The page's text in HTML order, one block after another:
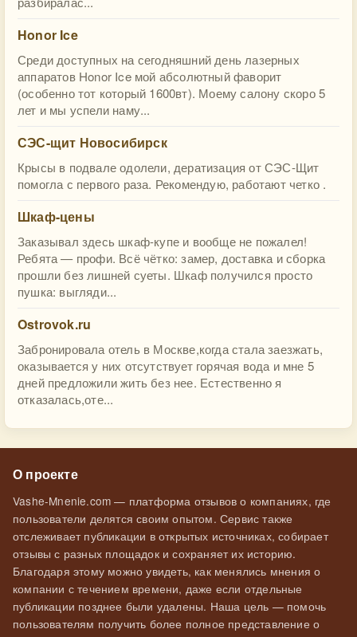
Honor Ice
Среди доступных на сегодняшний день лазерных
аппаратов Honor Ice мой абсолютный фаворит
(особенно тот который 1600вт). Моему салону скоро 5
лет и мы успели наму...
СЭС-щит Новосибирск
Крысы в подвале одолели, дератизация от СЭС-Щит
помогла с первого раза. Рекомендую, работают четко .
Шкаф-цены
Заказывал здесь шкаф-купе и вообще не пожалел!
Ребята — профи. Всё чётко: замер, доставка и сборка
прошли без лишней суеты. Шкаф получился просто
пушка: выгляди...
Ostrovok.ru
Забронировала отель в Москве,когда стала заезжать,
оказывается у них отсутствует горячая вода и мне 5
дней предложили жить без нее. Естественно я
отказалась,оте...
О проекте
Vashe-Mnenie.com — платформа отзывов о компаниях, где
пользователи делятся своим опытом. Сервис также
отслеживает публикации в открытых источниках, собирает
отзывы с разных площадок и сохраняет их историю.
Благодаря этому можно увидеть, как менялись мнения о
компании с течением времени, даже если отдельные
публикации позднее были удалены. Наша цель — помочь
пользователям получить более полное представление о